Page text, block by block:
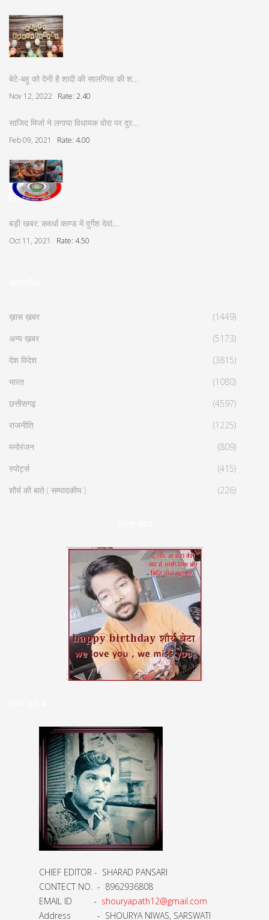
बेटे-बहू को देनी है शादी की सालगिरह की श…
Nov 12, 2022 Rate: 2.40
साजिद मिर्जा ने लगाया विधायक वोरा पर दुर…
Feb 09, 2021 Rate: 4.00
बड़ी खबर: कवर्धा काण्ड में दुर्गेश देवां…
Oct 11, 2021 Rate: 4.50
ख़ास ख़बर
(1449)
अन्य ख़बर
(5173)
देश विदेश
(3815)
भारत
(1080)
छत्तीसगढ़
(4597)
राजनीति
(1225)
मनोरंजन
(809)
स्पोर्ट्स
(415)
शौर्य की बाते ( सम्पादकीय )
(226)
CHIEF EDITOR - SHARAD PANSARI
CONTECT NO. - 8962936808
EMAIL ID - shouryapath12@gmail.com
Address - SHOURYA NIWAS, SARSWATI